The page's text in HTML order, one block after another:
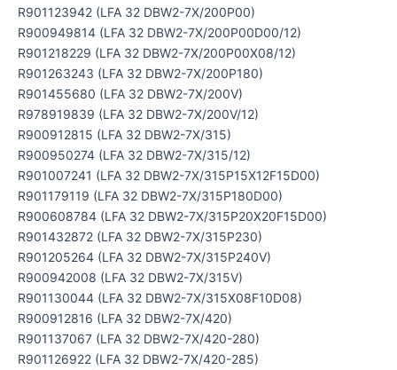
R901123942 (LFA 32 DBW2-7X/200P00)
R900949814 (LFA 32 DBW2-7X/200P00D00/12)
R901218229 (LFA 32 DBW2-7X/200P00X08/12)
R901263243 (LFA 32 DBW2-7X/200P180)
R901455680 (LFA 32 DBW2-7X/200V)
R978919839 (LFA 32 DBW2-7X/200V/12)
R900912815 (LFA 32 DBW2-7X/315)
R900950274 (LFA 32 DBW2-7X/315/12)
R901007241 (LFA 32 DBW2-7X/315P15X12F15D00)
R901179119 (LFA 32 DBW2-7X/315P180D00)
R900608784 (LFA 32 DBW2-7X/315P20X20F15D00)
R901432872 (LFA 32 DBW2-7X/315P230)
R901205264 (LFA 32 DBW2-7X/315P240V)
R900942008 (LFA 32 DBW2-7X/315V)
R901130044 (LFA 32 DBW2-7X/315X08F10D08)
R900912816 (LFA 32 DBW2-7X/420)
R901137067 (LFA 32 DBW2-7X/420-280)
R901126922 (LFA 32 DBW2-7X/420-285)